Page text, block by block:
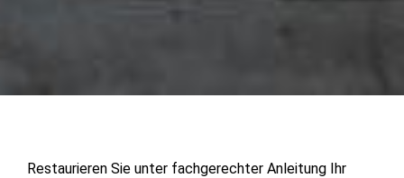
Restaurieren Sie unter fachgerechter Anleitung Ihr